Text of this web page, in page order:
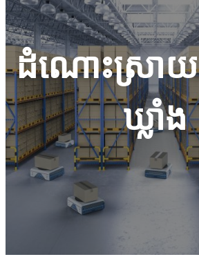
ដំណោះស្រាយ
ឃ្លាំង